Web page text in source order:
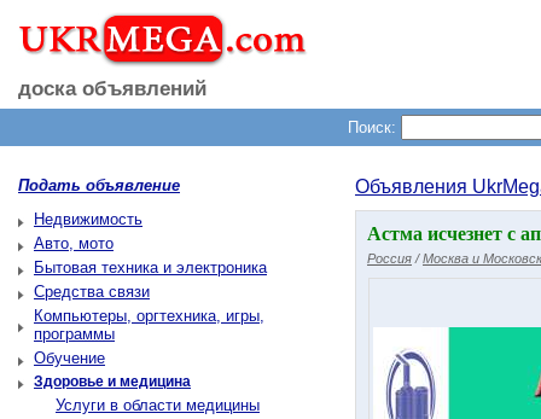
доска объявлений
Поиск:
Подать объявление
Недвижимость
Авто, мото
Бытовая техника и электроника
Средства связи
Компьютеры, оргтехника, игры,
программы
Обучение
Здоровье и медицина
Услуги в области медицины
Объявления
Астма исчезнет с
Россия /Москва и